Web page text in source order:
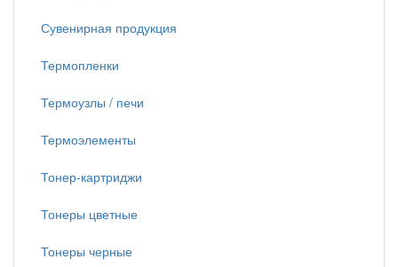
Сувенирная продукция
Термопленки
Термоузлы / печи
Термоэлементы
Тонер-картриджи
Тонеры цветные
Тонеры черные